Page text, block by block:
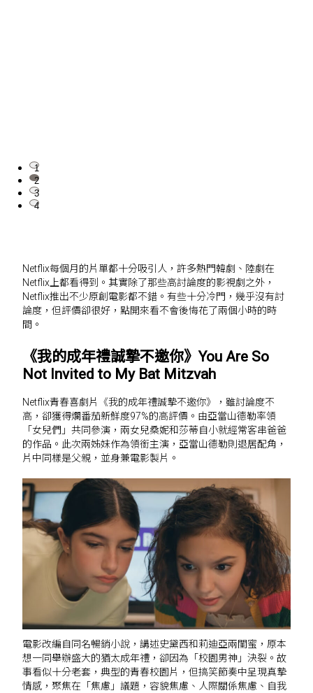
1
2
3
4
Netflix每個月的片單都十分吸引人，許多熱門韓劇、陸劇在
Netflix上都看得到。其實除了那些高討論度的影視劇之外，
Netflix推出不少原創電影都不錯。有些十分冷門，幾乎沒有討
論度，但評價卻很好，點開來看不會後悔花了兩個小時的時
間。
《我的成年禮誠摯不邀你》You Are So
Not Invited to My Bat Mitzvah
Netflix青春喜劇片《我的成年禮誠摯不邀你》，雖討論度不
高，卻獲得爛番茄新鮮度97%的高評價。由亞當山德勒率領
「女兒們」共同參演，兩女兒桑妮和莎蒂自小就經常客串爸爸
的作品。此次兩姊妹作為領銜主演，亞當山德勒則退居配角，
片中同樣是父親，並身兼電影製片。
電影改編自同名暢銷小說，講述史黛西和莉迪亞兩閨蜜，原本
想一同舉辦盛大的猶太成年禮，卻因為「校園男神」決裂。故
事看似十分老套，典型的青春校園片，但搞笑節奏中呈現真摯
情感，聚焦在「焦慮」議題，容貌焦慮、人際關係焦慮、自我